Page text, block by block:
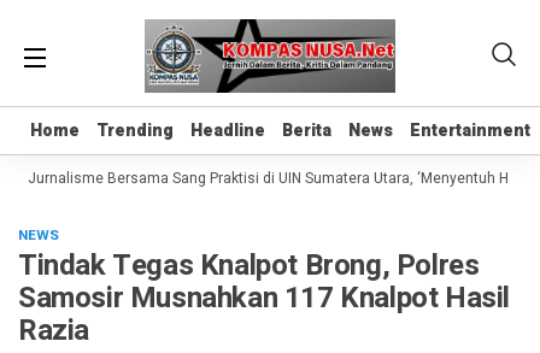
Home Trending Headline Berita News Entertainment
Home Trending Headline Berita News Entertainment
Jurnalisme Bersama Sang Praktisi di UIN Sumatera Utara, ‘Menyentuh Hati
NEWS
Tindak Tegas Knalpot Brong, Polres
Samosir Musnahkan 117 Knalpot Hasil
Razia